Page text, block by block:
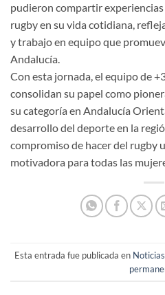
pudieron compartir
rugby en su vida cotidiana,
y trabajo en equipo que
Andalucía.
Con esta jornada, el equipo de
consolidan su papel como
su categoría en Andalucía
desarrollo del deporte en la
compromiso de hacer del rugby
motivadora para todas las
Esta entrada fue publicada en Noticias